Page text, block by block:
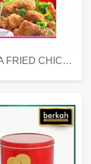
FIESTA FRIED CHICKEN 500 GR